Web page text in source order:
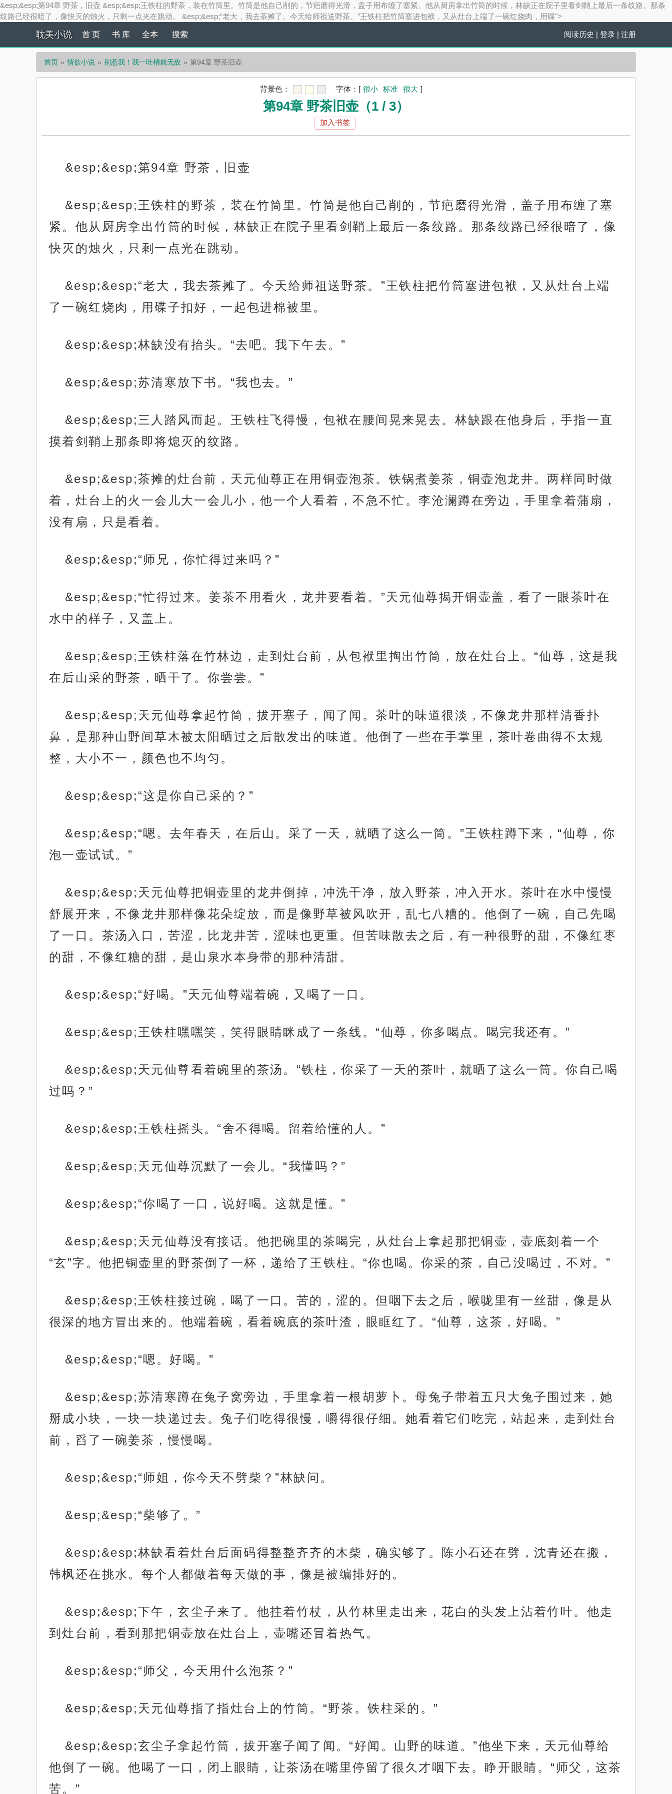
&esp;&esp;第94章 野茶，旧壶 &esp;&esp;王铁柱的野茶，装在竹筒里。竹筒是他自己削的，节疤磨得光滑，盖子用布缠了塞紧。他从厨房拿出竹筒的时候，林缺正在院子里看剑鞘上最后一条纹路。那条
纹路已经很暗了，像快灭的烛火，只剩一点光在跳动。 &esp;&esp;“老大，我去茶摊了。今天给师祖送野茶。”王铁柱把竹筒塞进包袱，又从灶台上端了一碗红烧肉，用碟">
耽美小说 阅读历史 | 登录 | 注册
首 页 书 库 全本 搜索
首页 情欲小说 别惹我！我一吐槽就无敌 第94章 野茶旧壶
背景色： 字体： [ 很小 标准 很大 ]
第94章 野茶旧壶（1 / 3）
加入书签
&esp;&esp;第94章 野茶，旧壶
&esp;&esp;王铁柱的野茶，装在竹筒里。竹筒是他自己削的，节疤磨得光滑，盖子用布缠了塞
紧。他从厨房拿出竹筒的时候，林缺正在院子里看剑鞘上最后一条纹路。那条纹路已经很暗了，像
快灭的烛火，只剩一点光在跳动。
&esp;&esp;“老大，我去茶摊了。今天给师祖送野茶。”王铁柱把竹筒塞进包袱，又从灶台上端
了一碗红烧肉，用碟子扣好，一起包进棉被里。
&esp;&esp;林缺没有抬头。“去吧。我下午去。”
&esp;&esp;苏清寒放下书。“我也去。”
&esp;&esp;三人踏风而起。王铁柱飞得慢，包袱在腰间晃来晃去。林缺跟在他身后，手指一直
摸着剑鞘上那条即将熄灭的纹路。
&esp;&esp;茶摊的灶台前，天元仙尊正在用铜壶泡茶。铁锅煮姜茶，铜壶泡龙井。两样同时做
着，灶台上的火一会儿大一会儿小，他一个人看着，不急不忙。李沧澜蹲在旁边，手里拿着蒲扇，
没有扇，只是看着。
&esp;&esp;“师兄，你忙得过来吗？”
&esp;&esp;“忙得过来。姜茶不用看火，龙井要看着。”天元仙尊揭开铜壶盖，看了一眼茶叶在
水中的样子，又盖上。
&esp;&esp;王铁柱落在竹林边，走到灶台前，从包袱里掏出竹筒，放在灶台上。“仙尊，这是我
在后山采的野茶，晒干了。你尝尝。”
&esp;&esp;天元仙尊拿起竹筒，拔开塞子，闻了闻。茶叶的味道很淡，不像龙井那样清香扑
鼻，是那种山野间草木被太阳晒过之后散发出的味道。他倒了一些在手掌里，茶叶卷曲得不太规
整，大小不一，颜色也不均匀。
&esp;&esp;“这是你自己采的？”
&esp;&esp;“嗯。去年春天，在后山。采了一天，就晒了这么一筒。”王铁柱蹲下来，“仙尊，你
泡一壶试试。”
&esp;&esp;天元仙尊把铜壶里的龙井倒掉，冲洗干净，放入野茶，冲入开水。茶叶在水中慢慢
舒展开来，不像龙井那样像花朵绽放，而是像野草被风吹开，乱七八糟的。他倒了一碗，自己先喝
了一口。茶汤入口，苦涩，比龙井苦，涩味也更重。但苦味散去之后，有一种很野的甜，不像红枣
的甜，不像红糖的甜，是山泉水本身带的那种清甜。
&esp;&esp;“好喝。”天元仙尊端着碗，又喝了一口。
&esp;&esp;王铁柱嘿嘿笑，笑得眼睛眯成了一条线。“仙尊，你多喝点。喝完我还有。”
&esp;&esp;天元仙尊看着碗里的茶汤。“铁柱，你采了一天的茶叶，就晒了这么一筒。你自己喝
过吗？”
&esp;&esp;王铁柱摇头。“舍不得喝。留着给懂的人。”
&esp;&esp;天元仙尊沉默了一会儿。“我懂吗？”
&esp;&esp;“你喝了一口，说好喝。这就是懂。”
&esp;&esp;天元仙尊没有接话。他把碗里的茶喝完，从灶台上拿起那把铜壶，壶底刻着一个
“玄”字。他把铜壶里的野茶倒了一杯，递给了王铁柱。“你也喝。你采的茶，自己没喝过，不对。”
&esp;&esp;王铁柱接过碗，喝了一口。苦的，涩的。但咽下去之后，喉咙里有一丝甜，像是从
很深的地方冒出来的。他端着碗，看着碗底的茶叶渣，眼眶红了。“仙尊，这茶，好喝。”
&esp;&esp;“嗯。好喝。”
&esp;&esp;苏清寒蹲在兔子窝旁边，手里拿着一根胡萝卜。母兔子带着五只大兔子围过来，她
掰成小块，一块一块递过去。兔子们吃得很慢，嚼得很仔细。她看着它们吃完，站起来，走到灶台
前，舀了一碗姜茶，慢慢喝。
&esp;&esp;“师姐，你今天不劈柴？”林缺问。
&esp;&esp;“柴够了。”
&esp;&esp;林缺看着灶台后面码得整整齐齐的木柴，确实够了。陈小石还在劈，沈青还在搬，
韩枫还在挑水。每个人都做着每天做的事，像是被编排好的。
&esp;&esp;下午，玄尘子来了。他拄着竹杖，从竹林里走出来，花白的头发上沾着竹叶。他走
到灶台前，看到那把铜壶放在灶台上，壶嘴还冒着热气。
&esp;&esp;“师父，今天用什么泡茶？”
&esp;&esp;天元仙尊指了指灶台上的竹筒。“野茶。铁柱采的。”
&esp;&esp;玄尘子拿起竹筒，拔开塞子闻了闻。“好闻。山野的味道。”他坐下来，天元仙尊给
他倒了一碗。他喝了一口，闭上眼睛，让茶汤在嘴里停留了很久才咽下去。睁开眼睛。“师父，这茶
苦。”